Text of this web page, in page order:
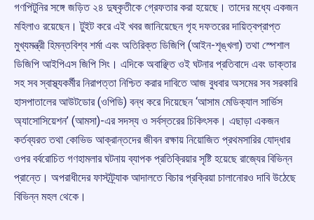
গণপিটুনির সঙ্গে জড়িত ২৪ দুষ্কৃতীকে গ্রেফতার করা হয়েছে। তাদের মধ্যে একজন
মহিলাও রয়েছেন। টুইট করে এই খবর জানিয়েছেন গৃহ দফতরের দায়িত্বপ্রাপ্ত
মুখ্যমন্ত্রী হিমন্তবিশ্ব শর্মা এবং অতিরিক্ত ডিজিপি (আইন-শৃঙ্খলা) তথা স্পেশাল
ডিজিপি আইপিএস জিপি সিং। এদিকে অবাঞ্ছিত ওই ঘটনার প্রতিবাদে এবং ডাক্তার
সহ সব স্বাস্থ্যকর্মীর নিরাপত্তা নিশ্চিত করার দাবিতে আজ বুধবার অসমের সব সরকারি
হাসপাতালের আউটডোর (ওপিডি) বন্ধ করে দিয়েছেন ‘আসাম মেডিক্যাল সার্ভিস
অ্যাসোসিয়েশন’ (আমসা)-এর সদস্য ও সর্বস্তরের চিকিৎসক। এছাড়া একজন
কর্তব্যরত তথা কোভিড আক্রান্তদের জীবন রক্ষায় নিয়োজিত প্রথমসারির যোদ্ধার
ওপর বর্বরোচিত গণহামলার ঘটনায় ব্যাপক প্রতিক্রিয়ার সৃষ্টি হয়েছে রাজ্যের বিভিন্ন
প্রান্তে। অপরাধীদের ফাস্টট্র্যাক আদালতে বিচার প্রক্রিয়া চালানোরও দাবি উঠেছে
বিভিন্ন মহল থেকে।